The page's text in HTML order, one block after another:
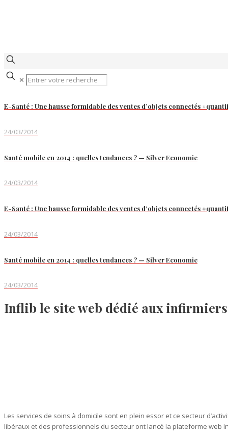
✕
E-Santé : Une hausse formidable des ventes d’objets connectés
24/03/2014
Santé mobile en 2014 : quelles tendances ? — Silver Economie
24/03/2014
E-Santé : Une hausse formidable des ventes d’objets connectés
24/03/2014
Santé mobile en 2014 : quelles tendances ? — Silver Economie
24/03/2014
Inflib le site web dédié aux
Les services de soins à domicile sont en plein essor et ce secteur
libéraux et des professionnels du secteur ont lancé la plateforme web